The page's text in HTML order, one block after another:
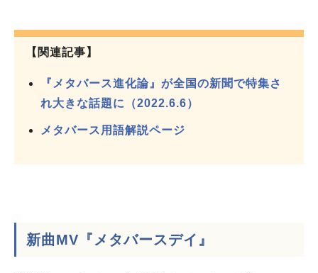
【関連記事】
『メタバース進化論』が全国の新聞で特集さ
れ大きな話題に（2022.6.6）
メタバース用語解説ページ
新曲MV『メタバースデイ』